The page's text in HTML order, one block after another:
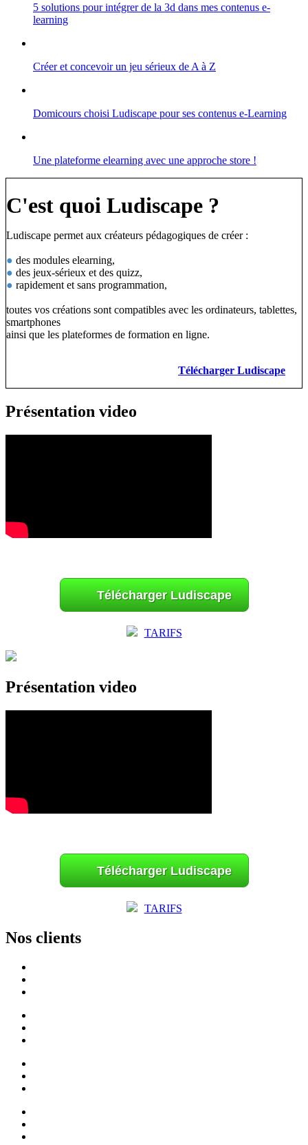
5 solutions pour intégrer de la 3d dans mes contenus e-
learning
Créer et concevoir un jeu sérieux de A à Z
Domicours choisi Ludiscape pour ses contenus e-Learning
Une plateforme elearning avec une approche store !
C'est quoi Ludiscape ?
Ludiscape permet aux créateurs pédagogiques de créer :
● des modules elearning,
● des jeux-sérieux et des quizz,
● rapidement et sans programmation,
toutes vos créations sont compatibles avec les ordinateurs, tablettes,
smartphones
ainsi que les plateformes de formation en ligne.
Télécharger Ludiscape
Présentation video
Télécharger Ludiscape
TARIFS
Présentation video
Télécharger Ludiscape
TARIFS
Nos clients